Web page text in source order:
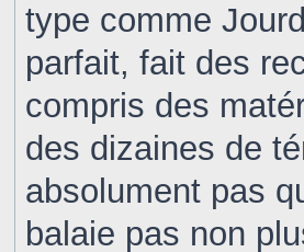
type comme
parfait, fait des
compris des
des dizaines de
absolument pas
balaie pas non